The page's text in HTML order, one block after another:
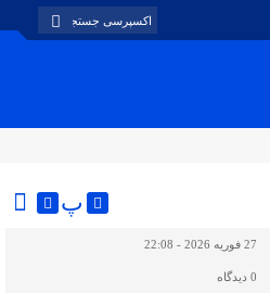
پ
27 فوریه 2026 - 22:08
0 دیدگاه